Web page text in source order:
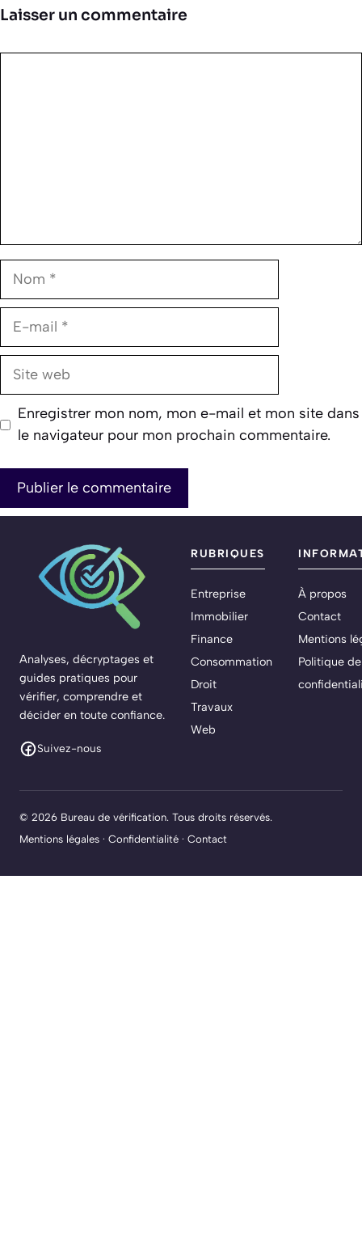
Laisser un commentaire
Nom
E-
Site
Enregistrer mon nom, mon e-mail et mon site dans
le navigateur pour mon prochain commentaire.
Analyses, décryptages et
guides pratiques pour
vérifier, comprendre et
décider en toute confiance.
Suivez-nous
RUBRIQUES
Entreprise
Immobilier
Finance
Consommation
Droit
Travaux
Web
À propos
Contact
Mentions
Politique de
© 2026 Bureau de vérification. Tous droits réservés.
Mentions légales · Confidentialité · Contact